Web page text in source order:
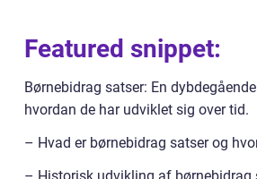
Featured snippet:
Børnebidrag satser: En
hvordan de har udviklet sig over tid.
– Hvad er børnebidrag satser og